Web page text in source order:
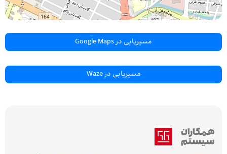
مسیریابی در Google Maps
مسیریابی در Waze